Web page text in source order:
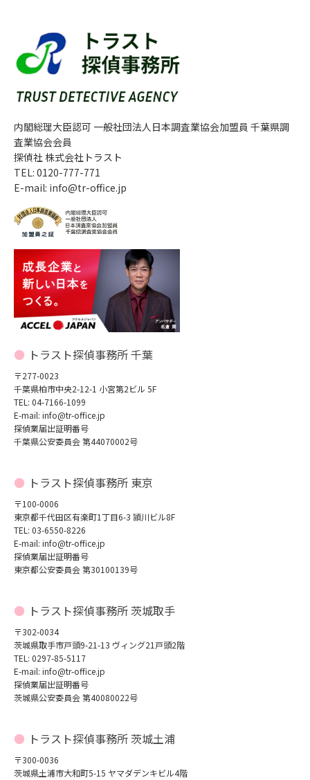
内閣総理大臣認可 一般社団法人日本調査業協会加盟員 千葉県調
査業協会会員
探偵社 株式会社トラスト
TEL: 0120-777-771
E-mail: info@tr-office.jp
トラスト探偵事務所 千葉
〒277-0023
千葉県柏市中央2-12-1 小宮第2ビル 5F
TEL: 04-7166-1099
E-mail: info@tr-office.jp
探偵業届出証明番号
千葉県公安委員会 第44070002号
トラスト探偵事務所 東京
〒100-0006
東京都千代田区有楽町1丁目6-3 頴川ビル8F
TEL: 03-6550-8226
E-mail: info@tr-office.jp
探偵業届出証明番号
東京都公安委員会 第30100139号
トラスト探偵事務所 茨城取手
〒302-0034
茨城県取手市戸頭9-21-13 ヴィング21戸頭2階
TEL: 0297-85-5117
E-mail: info@tr-office.jp
探偵業届出証明番号
茨城県公安委員会 第40080022号
トラスト探偵事務所 茨城土浦
〒300-0036
茨城県土浦市大和町5-15 ヤマダデンキビル4階